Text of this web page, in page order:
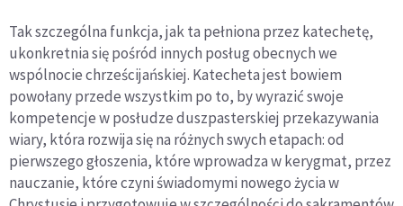
Tak szczególna funkcja, jak ta pełniona przez katechetę,
ukonkretnia się pośród innych posług obecnych we
wspólnocie chrześcijańskiej. Katecheta jest bowiem
powołany przede wszystkim po to, by wyrazić swoje
kompetencje w posłudze duszpasterskiej przekazywania
wiary, która rozwija się na różnych swych etapach: od
pierwszego głoszenia, które wprowadza w kerygmat, przez
nauczanie, które czyni świadomymi nowego życia w